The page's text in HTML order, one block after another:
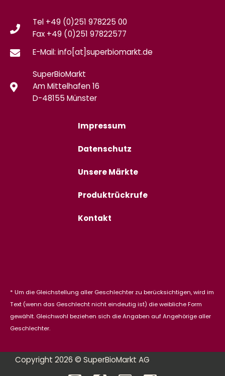
Tel +49 (0)251 978225 00
Fax +49 (0)251 97822577
E-Mail: info[at]superbiomarkt.de
SuperBioMarkt
Am Mittelhafen 16
D-48155 Münster
Impressum
Datenschutz
Unsere Märkte
Produktrückrufe
Kontakt
* Um die Gleichstellung aller Geschlechter zu berücksichtigen, wird im
Text (wenn das Geschlecht nicht eindeutig ist) die weibliche Form
gewählt. Gleichwohl beziehen sich die Angaben auf Angehörige aller
Geschlechter.
Copyright 2026 © SuperBioMarkt AG